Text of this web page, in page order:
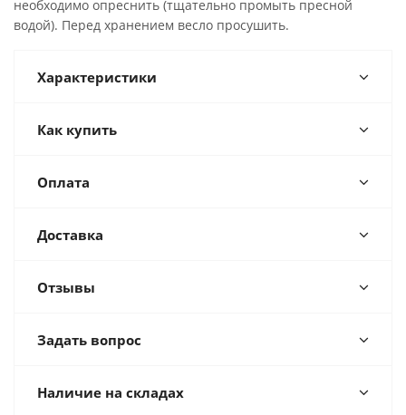
необходимо опреснить (тщательно промыть пресной
водой). Перед хранением весло просушить.
Характеристики
Как купить
Оплата
Доставка
Отзывы
Задать вопрос
Наличие на складах